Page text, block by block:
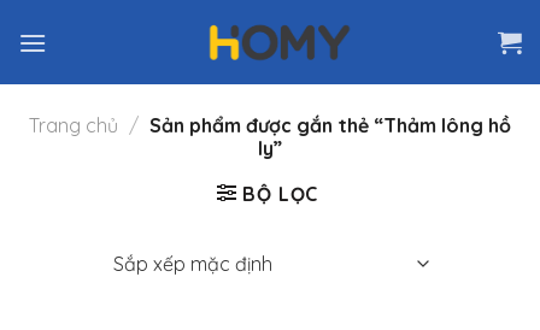
Trang chủ / Sản phẩm được gắn thẻ “Thảm lông hồ
ly”
BỘ LỌC